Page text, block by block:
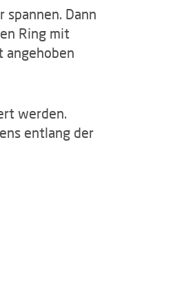
Dann
Ring mit
angehoben
werden.
entlang der